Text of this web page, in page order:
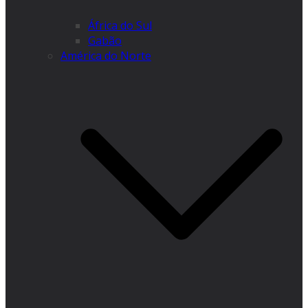
África do Sul
Gabão
América do Norte